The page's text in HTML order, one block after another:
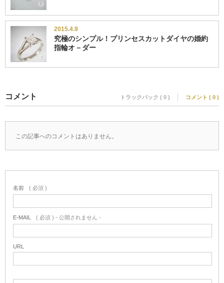
2015.4.9
究極のシンプル！プリンセスカットダイヤの婚約
指輪オ－ダー
コメント トラックバック ( 0 ) コメント ( 0 )
この記事へのコメントはありません。
名前 ( 必須 )
E-MAIL ( 必須 ) - 公開されません -
URL